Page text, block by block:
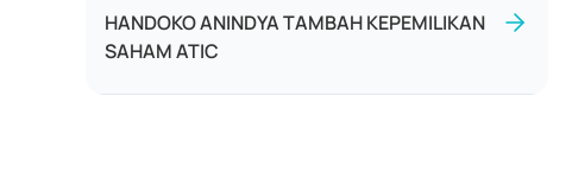
HANDOKO ANINDYA TAMBAH KEPEMILIKAN
SAHAM ATIC